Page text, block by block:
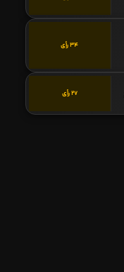
34 رأی
27 رأی